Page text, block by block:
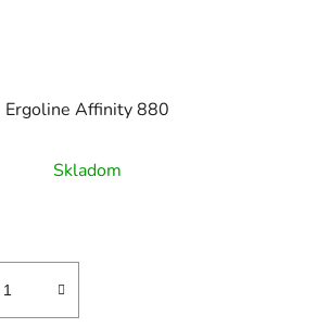
Ergoline Affinity 880
Skladom